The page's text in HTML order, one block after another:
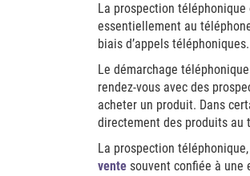
La prospection
essentiellement au
biais d’appels téléphoniques.
Le démarchage
rendez-vous avec des
acheter un produit. Dans
directement des produits au
La prospection
vente souvent confiée à une